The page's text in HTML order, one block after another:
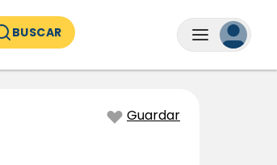
BUSCAR
Guardar